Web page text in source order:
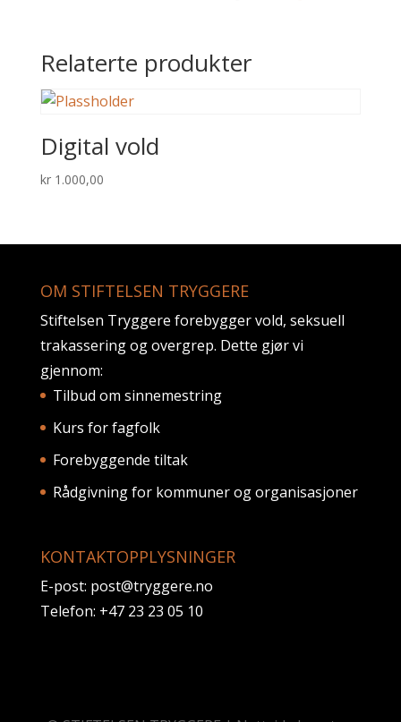
Relaterte produkter
Digital vold
kr1.000,00
OM STIFTELSEN TRYGGERE
Stiftelsen Tryggere forebygger vold, seksuell
trakassering og overgrep. Dette gjør vi
gjennom:
Tilbud om sinnemestring
Kurs for fagfolk
Forebyggende tiltak
Rådgivning for kommuner og organisasjoner
KONTAKTOPPLYSNINGER
E-post: post@tryggere.no
Telefon: +47 23 23 05 10